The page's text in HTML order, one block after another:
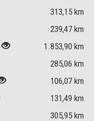
313,15 km
239,47 km
1.853,90 km
285,06 km
106,07 km
131,49 km
305,95 km